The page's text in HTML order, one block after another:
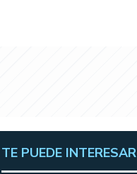
TE PUEDE INTERESAR